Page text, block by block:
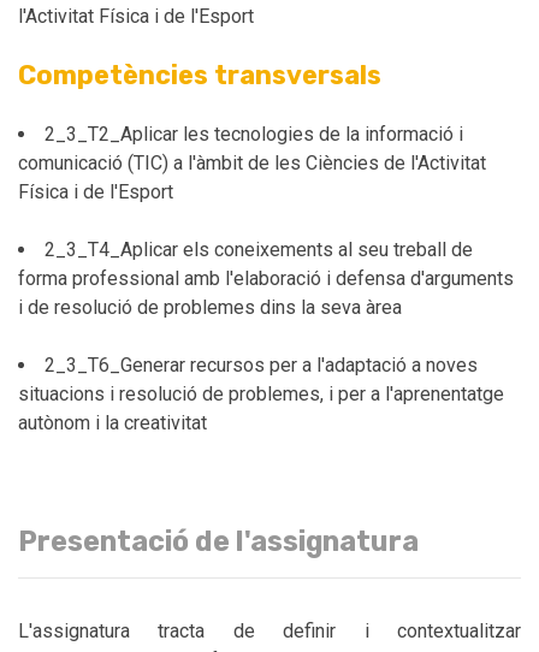
l'Activitat Física i de l'Esport
Competències transversals
2_3_T2_Aplicar les tecnologies de la informació i
comunicació (TIC) a l'àmbit de les Ciències de l'Activitat
Física i de l'Esport
2_3_T4_Aplicar els coneixements al seu treball de
forma professional amb l'elaboració i defensa d'arguments
i de resolució de problemes dins la seva àrea
2_3_T6_Generar recursos per a l'adaptació a noves
situacions i resolució de problemes, i per a l'aprenentatge
autònom i la creativitat
Presentació de l'assignatura
L'assignatura tracta de definir i contextualitzar